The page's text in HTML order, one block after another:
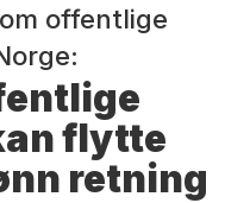
offentlige
flytte
retning